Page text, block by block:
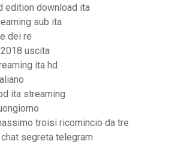
edition download ita
sub ita
dei re
uscita
ita hd
ita streaming
troisi ricomincio da tre
segreta telegram